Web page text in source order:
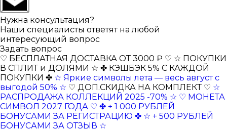
Нужна консультация?
Наши специалисты ответят на любой
интересующий вопрос
Задать вопрос
♡ БЕСПЛАТНАЯ ДОСТАВКА ОТ 3000 ₽ ♡ ☆ ПОКУПКИ
В СПЛИТ и ДОЛЯМИ ☆ ✤ КЭШБЭК 5% С КАЖДОЙ
ПОКУПКИ ✤ ☆ Яркие символы лета — весь август с
выгодой 50% ☆ ♡ ДОП.СКИДКА НА КОМПЛЕКТ ♡ ☆
РАСПРОДАЖА КОЛЛЕКЦИЙ 2025 -70% ☆ ♡ МОНЕТА
СИМВОЛ 2027 ГОДА ♡ ✤ + 1 000 РУБЛЕЙ
БОНУСАМИ ЗА РЕГИСТРАЦИЮ ✤ ☆ + 500 РУБЛЕЙ
БОНУСАМИ ЗА ОТЗЫВ ☆